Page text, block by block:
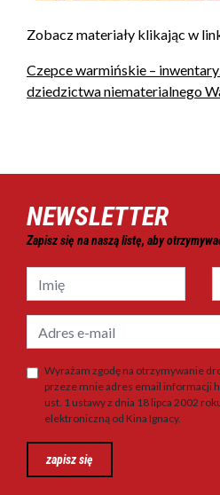
Zobacz materiały klikając w
Czepce warmińskie –
dziedzictwa niematerialnego
NEWSLETTER
Zapisz się na naszą listę, aby
Wyrażam zgodę na otrzymywanie
przeze mnie adres email informacji
ust. 1 ustawy z dnia 18 lipca 2002
elektroniczną od Kina Ignacy.
zapisz się